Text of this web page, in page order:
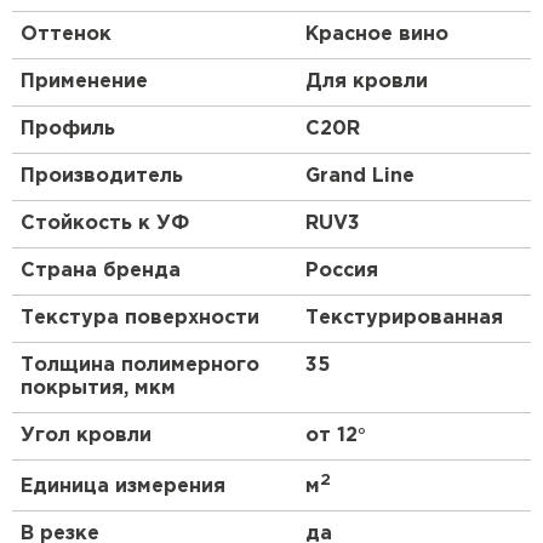
Структура. Профнастил – композитный
(многослойный) материал. У разных марок
число слоев меняется от 3 до 10; толщина
Оттенок Красное вино
Применение Для кровли
Профиль C20R
Производитель Grand Line
Стойкость к УФ RUV3
Страна бренда Россия
Текстура поверхности Текстурированная
Толщина полимерного
покрытия, мкм
35
Угол кровли от 12°
Единица измерения м2
В резке да